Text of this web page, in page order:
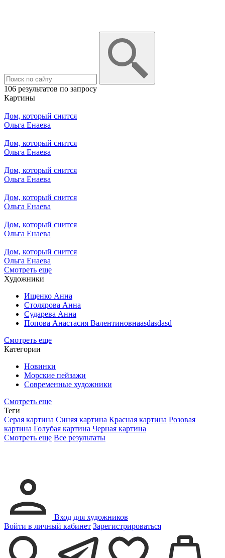
106 результатов по запросу
Картины
Дом, который снится
Ольга Енаева
Дом, который снится
Ольга Енаева
Дом, который снится
Ольга Енаева
Дом, который снится
Ольга Енаева
Дом, который снится
Ольга Енаева
Дом, который снится
Ольга Енаева
Смотреть еще
Художники
Ищенко Анна
Столярова Анна
Сударева Анна
Попова Анастасия Валентиновнаasdasdasd
Смотреть еще
Категории
Новинки
Морские пейзажи
Современные художники
Смотреть еще
Теги
Серая картина Синяя картина Красная картина Розовая
картина Голубая картина Черная картина
Смотреть еще Все результаты
Вход для художников
Войти в личный кабинет Зарегистрироваться